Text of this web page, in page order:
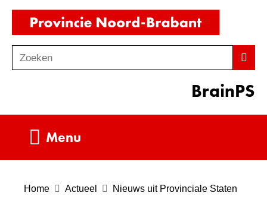
Ga
de
inhoud
o
Zoeken
BrainPS
Menu
Home Actueel Nieuws uit Provinciale Staten